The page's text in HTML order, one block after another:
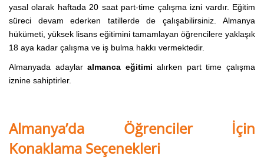
yasal olarak haftada 20 saat part-time çalışma izni vardır. Eğitim
süreci devam ederken tatillerde de çalışabilirsiniz. Almanya
hükümeti, yüksek lisans eğitimini tamamlayan öğrencilere yaklaşık
18 aya kadar çalışma ve iş bulma hakkı vermektedir.
Almanyada adaylaralmanca eğitimi alırken part time çalışma
iznine sahiptirler.
Almanya’da Öğrenciler İçin
Konaklama Seçenekleri